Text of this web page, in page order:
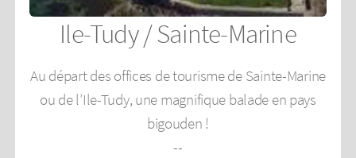
Ile-Tudy / Sainte-Marine
Au départ des offices de tourisme de Sainte-Marine
ou de l’Ile-Tudy, une magnifique balade en pays
bigouden !
--